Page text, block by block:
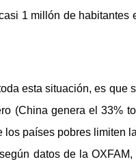
1 millón de
esta situación, es que
(China genera el 33%
los países pobres limiten
datos de la